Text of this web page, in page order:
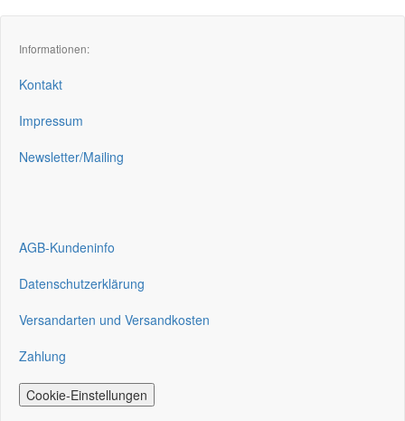
Informationen:
Kontakt
Impressum
Newsletter/Mailing
AGB-Kundeninfo
Datenschutzerklärung
Versandarten und Versandkosten
Zahlung
Cookie-Einstellungen